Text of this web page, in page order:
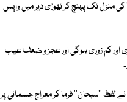
منزل تک پہنچ کر تھوڑی دیر میں واپس
اور کم زوری ہوگی اور عجز و ضعف عیب
لفظ ''سبحان'' فرما کر معراج جسمانی پر